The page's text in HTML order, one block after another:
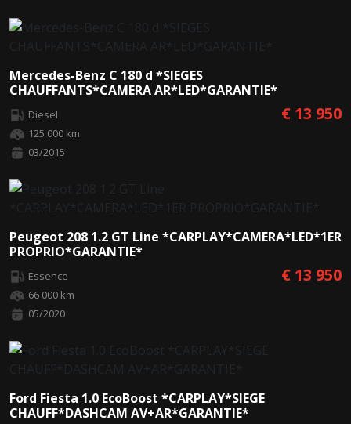
Mercedes-Benz C 180 d *SIEGES
CHAUFFANTS*CAMERA AR*LED*GARANTIE*
Diesel
125 000 km
03/2015
€ 13 950
Peugeot 208 1.2 GT Line *CARPLAY*CAMERA*LED*1ER
PROPRIO*GARANTIE*
Essence
66 000 km
05/2020
€ 13 950
Ford Fiesta 1.0 EcoBoost *CARPLAY*SIEGE
CHAUFF*DASHCAM AV+AR*GARANTIE*